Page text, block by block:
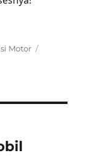
Motor